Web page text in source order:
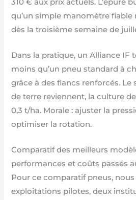
310 € aux prix actuels. L’épure
qu’un simple manomètre
dès la troisième semaine de
Dans la pratique, un Alliance IF
moins qu’un pneu standard à
grâce à des flancs renforcés. Le
de terre reviennent, la culture
0,3 t/ha. Morale : ajuster la
optimiser la rotation.
Comparatif des meilleurs
performances et coûts passés
Pour ce comparatif pneus,
exploitations pilotes, deux